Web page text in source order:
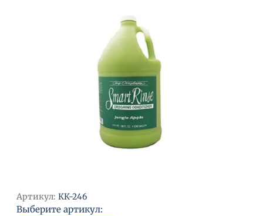
Артикул: КК-246
Выберите артикул: